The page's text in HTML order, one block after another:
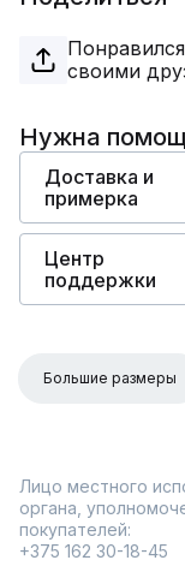
своими
Нужна
Доставка и
примерка
Центр
поддержки
Большие размеры
Лицо местного
органа,
покупателей:
+375 162 30-18-45